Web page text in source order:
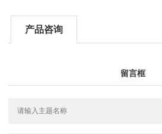
产品咨询
留言框